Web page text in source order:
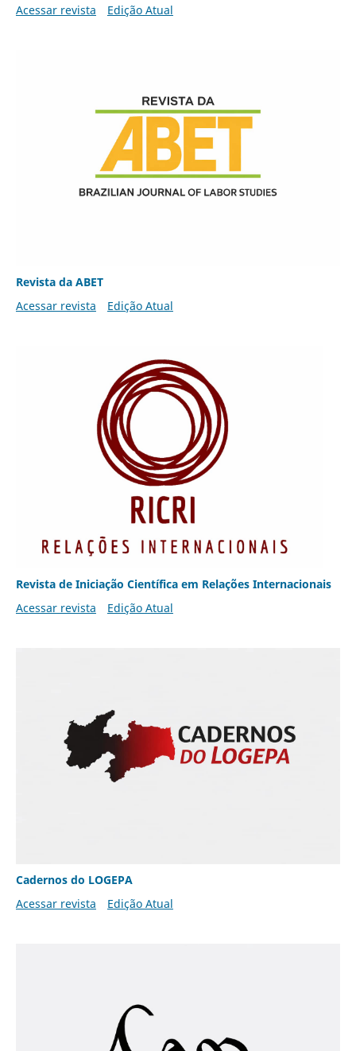
Acessar revista Edição Atual
Revista da ABET
Acessar revista
Edição Atual
Revista de Iniciação Científica em Relações Internacionais
Acessar revista
Edição Atual
Cadernos do LOGEPA
Acessar revista
Edição Atual